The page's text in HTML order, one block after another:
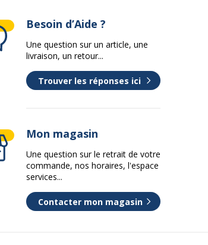
Besoin d’Aide ?
Une question sur un article, une
livraison, un retour...
Trouver les réponses ici
Mon magasin
Une question sur le retrait de votre
commande, nos horaires, l'espace
services...
Contacter mon magasin